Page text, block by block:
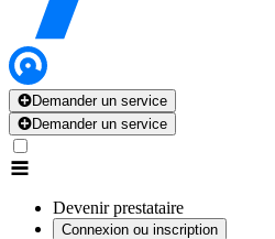
Demander un service
Demander un service
Devenir prestataire
Connexion ou inscription